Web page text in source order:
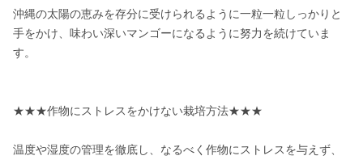
沖縄の太陽の恵みを存分に受けられるように一粒一粒しっかりと
手をかけ、味わい深いマンゴーになるように努力を続けていま
す。
★★★作物にストレスをかけない栽培方法★★★
温度や湿度の管理を徹底し、なるべく作物にストレスを与えず、